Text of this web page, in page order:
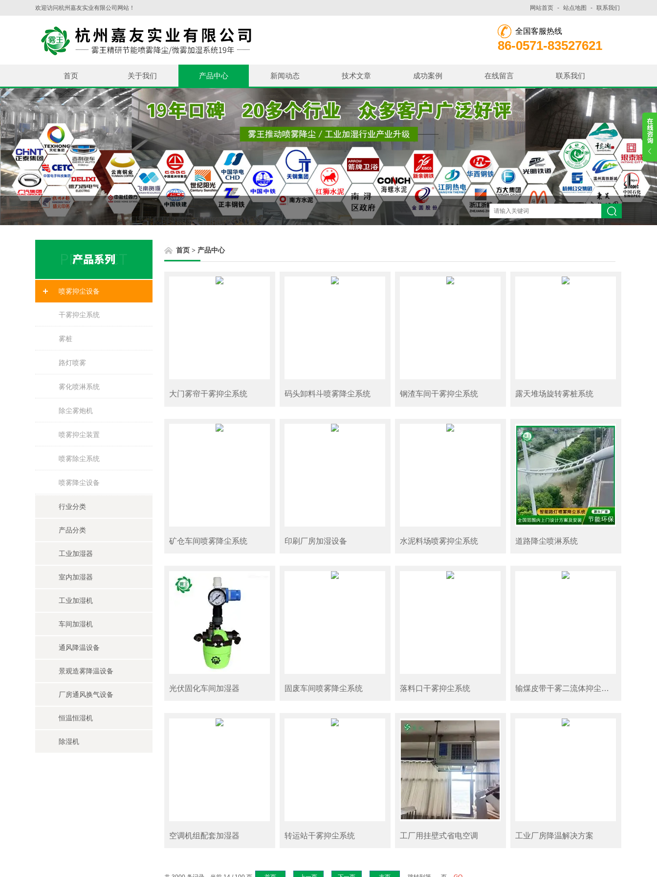
欢迎访问杭州嘉友实业有限公司网站！ 网站首页 - 站点地图 - 联系我们
全国客服热线
86-0571-83527621
首页 关于我们 产品中心 新闻动态 技术文章 成功案例 在线留言 联系我们
喷雾抑尘设备
干雾抑尘系统
雾桩
路灯喷雾
雾化喷淋系统
除尘雾炮机
喷雾抑尘装置
喷雾除尘系统
喷雾降尘设备
行业分类
产品分类
工业加湿器
室内加湿器
工业加湿机
车间加湿机
通风降温设备
景观造雾降温设备
厂房通风换气设备
恒温恒湿机
除湿机
首页 > 产品中心
大门雾帘干雾抑尘系统 码头卸料斗喷雾降尘系统 钢渣车间干雾抑尘系统 露天堆场旋转雾桩系统
矿仓车间喷雾降尘系统 印刷厂房加湿设备 水泥料场喷雾抑尘系统 道路降尘喷淋系统
光伏固化车间加湿器 固废车间喷雾降尘系统 落料口干雾抑尘系统 输煤皮带干雾二流体抑尘系统
空调机组配套加湿器 转运站干雾抑尘系统 工厂用挂壁式省电空调 工业厂房降温解决方案